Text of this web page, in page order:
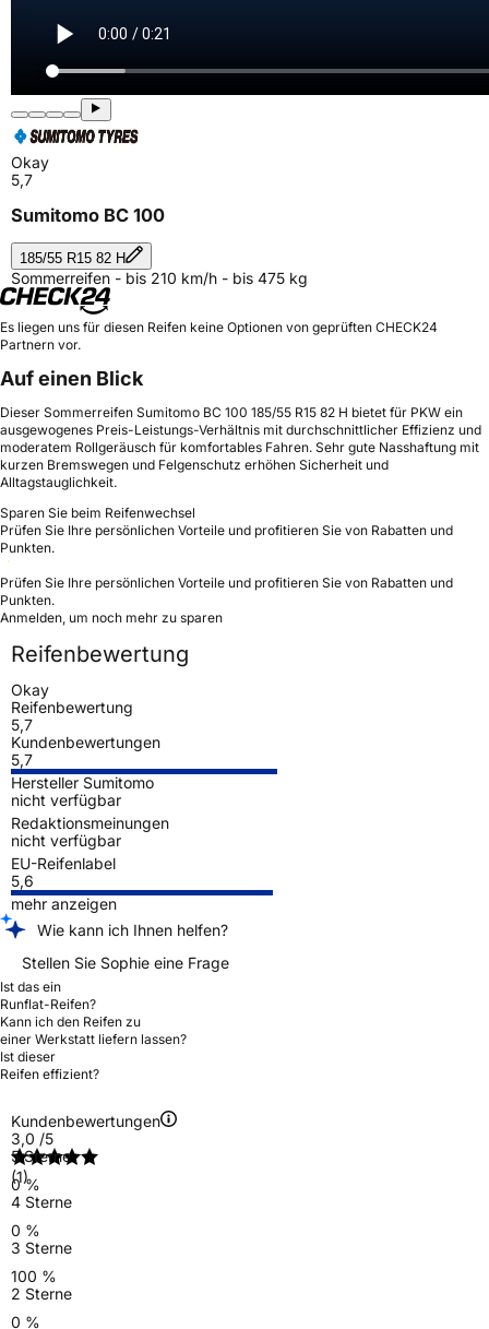
Okay
5,7
Sumitomo BC 100
185/55 R15 82 H
Sommerreifen - bis 210 km/h - bis 475 kg
Es liegen uns für diesen Reifen keine Optionen von geprüften CHECK24
Partnern vor.
Auf einen Blick
Dieser Sommerreifen Sumitomo BC 100 185/55 R15 82 H bietet für PKW ein
ausgewogenes Preis-Leistungs-Verhältnis mit durchschnittlicher Effizienz und
moderatem Rollgeräusch für komfortables Fahren. Sehr gute Nasshaftung mit
kurzen Bremswegen und Felgenschutz erhöhen Sicherheit und
Alltagstauglichkeit.
Sparen Sie beim Reifenwechsel
Prüfen Sie Ihre persönlichen Vorteile und profitieren Sie von Rabatten und
Punkten.
Prüfen Sie Ihre persönlichen Vorteile und profitieren Sie von Rabatten und
Punkten.
Anmelden, um noch mehr zu sparen
Reifenbewertung
Okay
Reifenbewertung
5,7
Kundenbewertungen
5,7
Hersteller Sumitomo
nicht verfügbar
Redaktionsmeinungen
nicht verfügbar
EU-Reifenlabel
5,6
mehr anzeigen
Wie kann ich Ihnen helfen?
Stellen Sie Sophie eine Frage
Ist das ein
Runflat-Reifen?
Kann ich den Reifen zu
einer Werkstatt liefern lassen?
Ist dieser
Reifen effizient?
Kundenbewertungen
3,0 /5
(1)
5 Sterne
0 %
4 Sterne
0 %
3 Sterne
100 %
2 Sterne
0 %